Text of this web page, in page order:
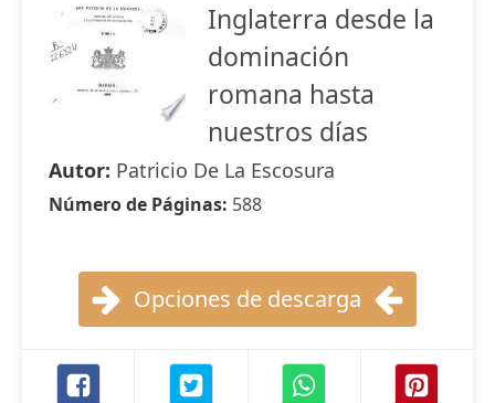
Inglaterra desde la
dominación
romana hasta
nuestros días
Autor: Patricio De La Escosura
Número de Páginas: 588
Opciones de descarga